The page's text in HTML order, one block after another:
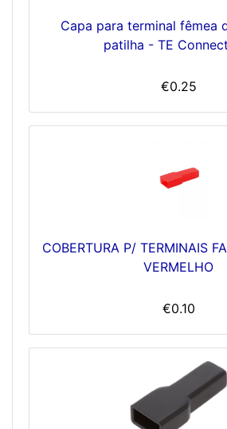
Capa para terminal fêmea
patilha - TE
€0.25
COBERTURA P/ TERMINAIS
VERMELHO
€0.10